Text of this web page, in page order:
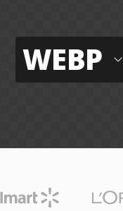
WEBP